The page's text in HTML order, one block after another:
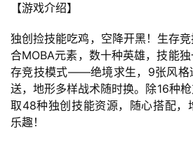
0
5
第
十
三
届
金
【游戏介绍】
独创捡技能吃鸡，空降开黑！生存
合MOBA元素，数十种英雄，技能
存竞技模式——绝境求生，9张风格
送，地形多样战术随时换。除16种
取48种独创技能资源，随心搭配，
乐趣！